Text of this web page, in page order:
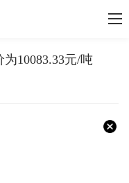
10083.33元/吨